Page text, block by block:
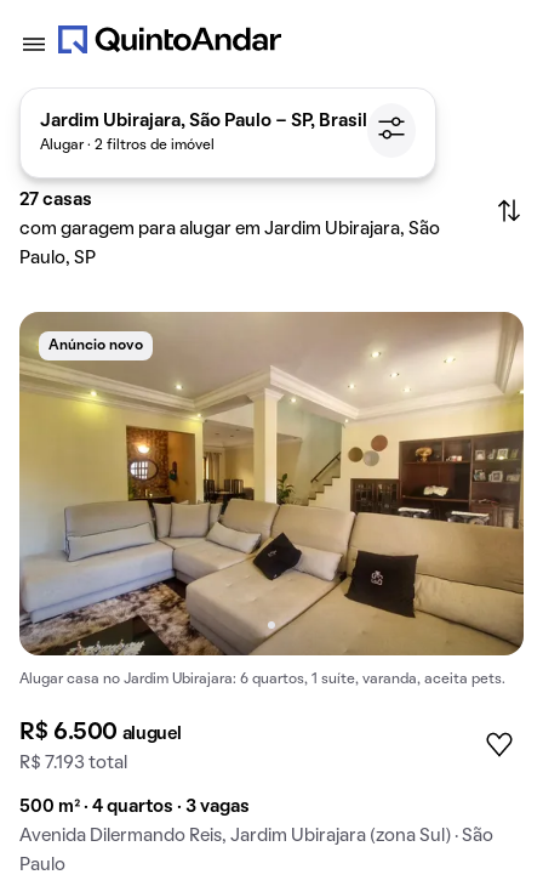
Jardim Ubirajara, São Paulo - SP, Brasil
Alugar · 2 filtros de imóvel
27 casas
com garagem para alugar em Jardim Ubirajara, São
Paulo, SP
Anúncio novo
Alugar casa no Jardim Ubirajara: 6 quartos, 1 suíte, varanda, aceita pets.
R$ 6.500 aluguel
R$ 7.193 total
500 m² · 4 quartos · 3 vagas
Avenida Dilermando Reis, Jardim Ubirajara (zona Sul) · São
Paulo